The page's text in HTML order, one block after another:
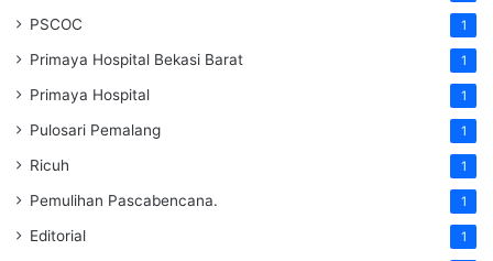
PSCOC 1
Primaya Hospital Bekasi Barat 1
Primaya Hospital 1
Pulosari Pemalang 1
Ricuh 1
Pemulihan Pascabencana. 1
Editorial 1